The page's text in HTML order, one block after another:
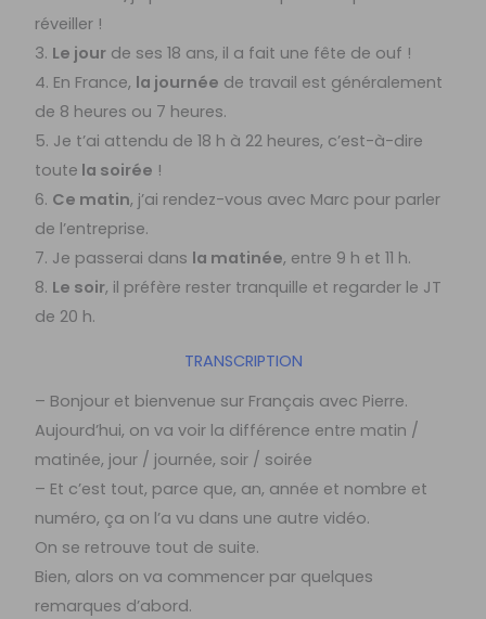
réveiller !
3. Le jour de ses 18 ans, il a fait une fête de ouf !
4. En France, la journée de travail est généralement
de 8 heures ou 7 heures.
5. Je t’ai attendu de 18 h à 22 heures, c’est-à-dire
toute la soirée !
6. Ce matin, j’ai rendez-vous avec Marc pour parler
de l’entreprise.
7. Je passerai dans la matinée, entre 9 h et 11 h.
8. Le soir, il préfère rester tranquille et regarder le JT
de 20 h.
TRANSCRIPTION
– Bonjour et bienvenue sur Français avec Pierre.
Aujourd’hui, on va voir la différence entre matin /
matinée, jour / journée, soir / soirée
– Et c’est tout, parce que, an, année et nombre et
numéro, ça on l’a vu dans une autre vidéo.
On se retrouve tout de suite.
Bien, alors on va commencer par quelques
remarques d’abord.